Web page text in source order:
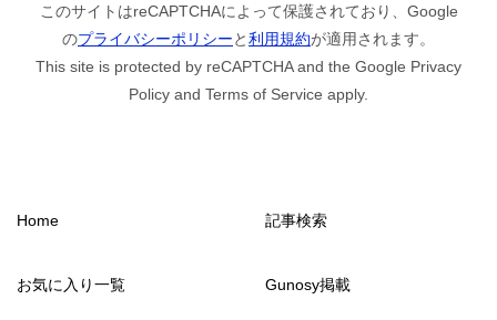
このサイトはreCAPTCHAによって保護されており、Google
のプライバシーポリシーと利用規約が適用されます。
This site is protected by reCAPTCHA and the Google Privacy
Policy and Terms of Service apply.
Home 記事検索
お気に入り一覧 Gunosy掲載